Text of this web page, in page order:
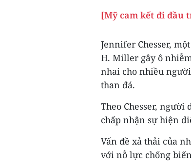
[Mỹ cam kết đi đầu
Jennifer Chesser,
H. Miller gây ô
nhai cho nhiều
than đá.
Theo Chesser,
chấp nhận sự hiện
Vấn đề xả thải của
với nỗ lực chống